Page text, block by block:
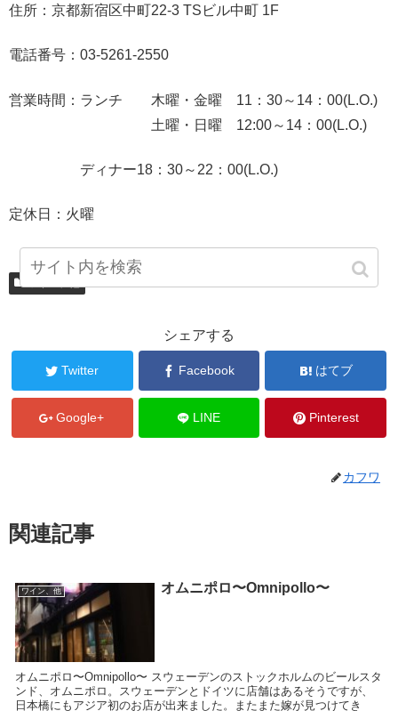
住所：京都新宿区中町22-3 TSビル中町 1F
電話番号：03-5261-2550
営業時間：ランチ 木曜・金曜 11：30～14：00(L.O.)
土曜・日曜 12:00～14：00(L.O.)
ディナー18：30～22：00(L.O.)
定休日：火曜
シェアする
Twitter Facebook はてブ
Google+ LINE Pinterest
カフワ
関連記事
ワイン、他 オムニポロ〜Omnipollo〜
オムニポロ〜Omnipollo〜 スウェーデンのストックホルムのビールスタ
ンド、オムニポロ。スウェーデンとドイツに店舗はあるそうですが、
日本橋にもアジア初のお店が出来ました。またまた嫁が見つけてき